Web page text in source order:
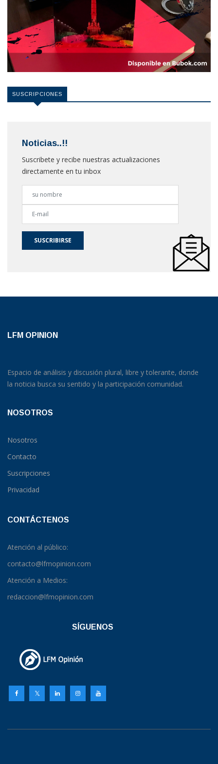
SUSCRIPCIONES
Noticias..!!
Suscribete y recibe nuestras actualizaciones
directamente en tu inbox
SUSCRIBIRSE
LFM OPINION
Espacio de análisis y discusión plural, libre y tolerante, donde
la noticia busca su sentido y la participación comunidad.
NOSOTROS
Nosotros
Contacto
Suscripciones
Privacidad
CONTÁCTENOS
Atención al público:
contacto@lfmopinion.com
Atención a Medios:
redaccion@lfmopinion.com
SÍGUENOS